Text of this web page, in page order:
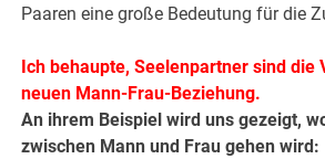
Paaren eine große Bedeutung für die
Ich behaupte, Seelenpartner sind die
neuen Mann-Frau-Beziehung.
An ihrem Beispiel wird uns gezeigt,
zwischen Mann und Frau gehen wird: